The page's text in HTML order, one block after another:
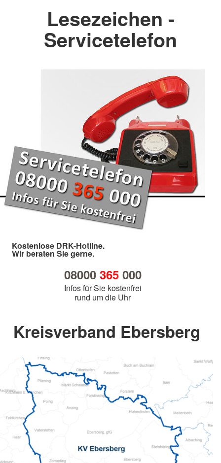
Lesezeichen -
Servicetelefon
Kostenlose DRK-Hotline.
Wir beraten Sie gerne.
08000 365000
Infos für Sie kostenfrei
rund um die Uhr
Kreisverband Ebersberg